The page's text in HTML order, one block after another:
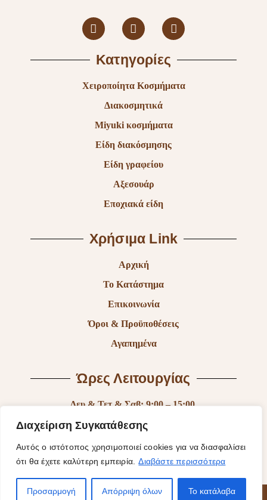
Διαχείριση Συγκατάθεσης
Αυτός ο ιστότοπος χρησιμοποιεί cookies για να διασφαλίσει
ότι θα έχετε καλύτερη εμπειρία. Διαβάστε περισσότερα
Προσαρμογή Απόρριψη όλων Το κατάλαβα
Κατηγορίες
Χειροποίητα Κοσμήματα
Διακοσμητικά
Miyuki κοσμήματα
Είδη διακόσμησης
Είδη γραφείου
Αξεσουάρ
Εποχιακά είδη
Χρήσιμα Link
Αρχική
Το Κατάστημα
Επικοινωνία
Όροι & Προϋποθέσεις
Αγαπημένα
Ώρες Λειτουργίας
Δευ & Τετ & Σαβ: 9:00 – 15:00
Τρι & Παρ: 9:00 – 14:30 & 17:30-21:00
Πεμ: 9:00-18:00
Κυρ: Κλειστά